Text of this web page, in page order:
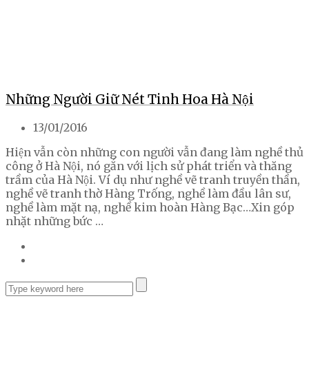
Những Người Giữ Nét Tinh Hoa Hà Nội
13/01/2016
Hiện vẫn còn những con người vẫn đang làm nghề thủ
công ở Hà Nội, nó gắn với lịch sử phát triển và thăng
trầm của Hà Nội. Ví dụ như nghề vẽ tranh truyền thần,
nghề vẽ tranh thờ Hàng Trống, nghề làm đầu lân sư,
nghề làm mặt nạ, nghề kim hoàn Hàng Bạc…Xin góp
nhặt những bức …